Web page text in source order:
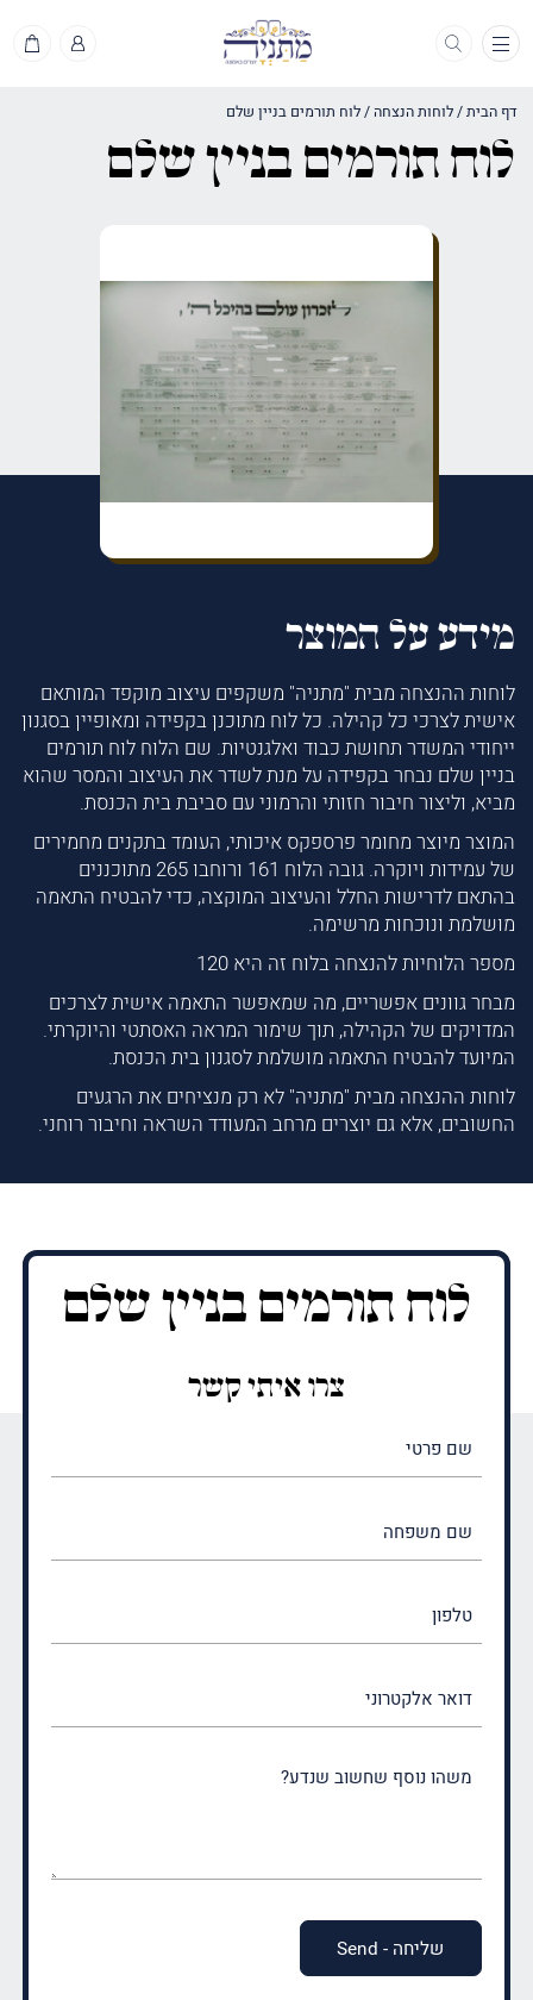
תפריט
דף הבית/לוחות הנצחה /לוח תורמים בניין שלם
לוח תורמים בניין שלם
מידע על המוצר
לוחות ההנצחה מבית "מתניה" משקפים עיצוב מוקפד המותאם
אישית לצרכי כל קהילה. כל לוח מתוכנן בקפידה ומאופיין בסגנון
ייחודי המשדר תחושת כבוד ואלגנטיות. שם הלוח לוח תורמים
בניין שלם נבחר בקפידה על מנת לשדר את העיצוב והמסר שהוא
מביא, וליצור חיבור חזותי והרמוני עם סביבת בית הכנסת.
המוצר מיוצר מחומר פרספקס איכותי, העומד בתקנים מחמירים
של עמידות ויוקרה. גובה הלוח 161 ורוחבו 265 מתוכננים
בהתאם לדרישות החלל והעיצוב המוקצה, כדי להבטיח התאמה
מושלמת ונוכחות מרשימה.
מספר הלוחיות להנצחה בלוח זה היא 120
מבחר גוונים אפשריים, מה שמאפשר התאמה אישית לצרכים
המדויקים של הקהילה, תוך שימור המראה האסתטי והיוקרתי.
המיועד להבטיח התאמה מושלמת לסגנון בית הכנסת.
לוחות ההנצחה מבית "מתניה" לא רק מנציחים את הרגעים
החשובים, אלא גם יוצרים מרחב המעודד השראה וחיבור רוחני.
לוח תורמים בניין שלם
צרו איתי קשר
(חובה)
(חובה)